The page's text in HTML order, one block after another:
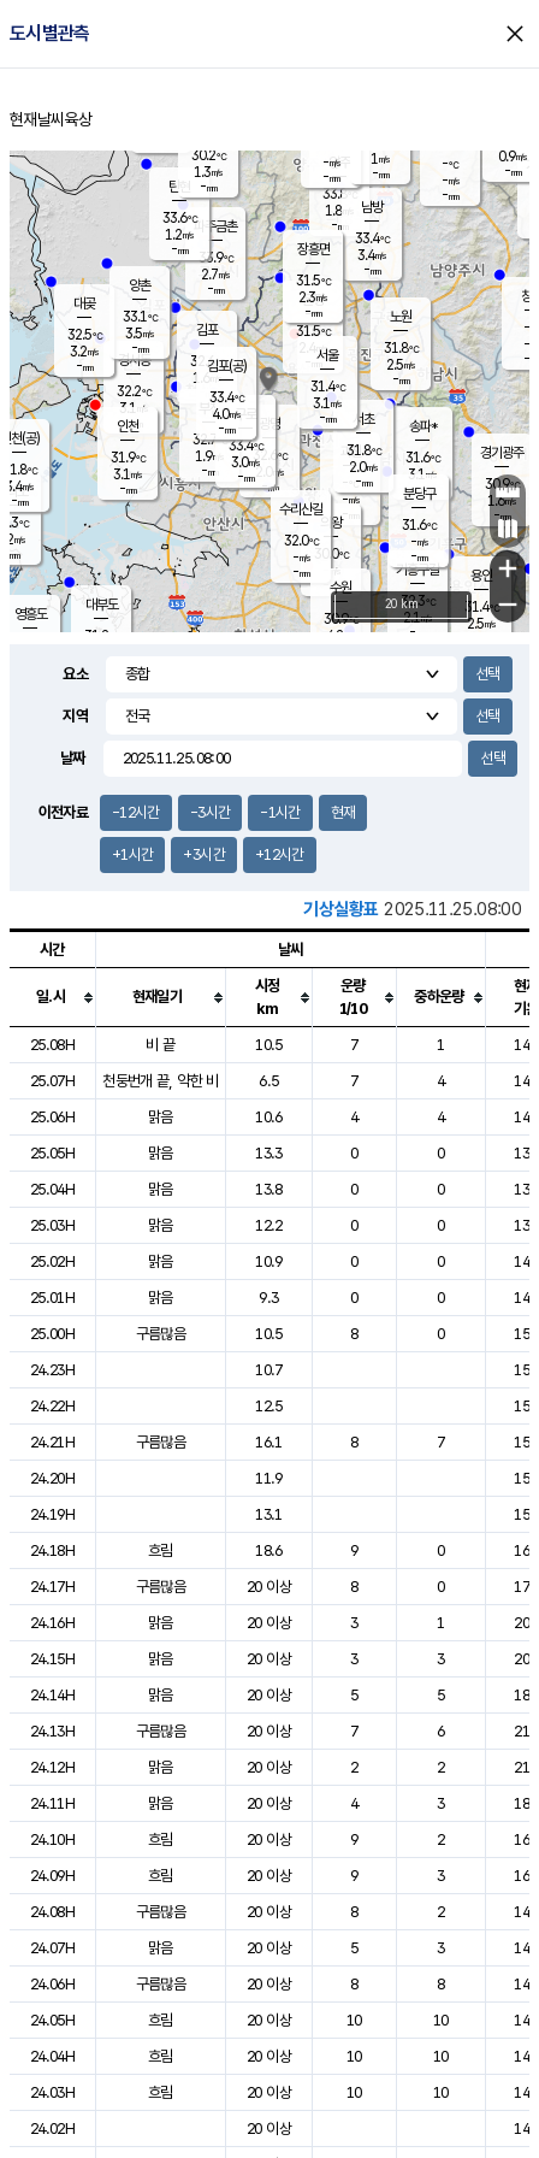
도시별관측 close
홈
현재날씨 육상
의도
℃
m/s
mm
영흥도
양주
33.8℃
1.8
-mm
과천
- ℃
-m/s
- mm
용인
31.4℃
2.5m/s
경기광주
30.9℃
1.6m/s
-mm
2.9m/s
대부도
31.2
경서동
32.2℃
3.1 m/s
-mm
파주금촌
33.9℃
2.7m/s
-mm
-℃
-m/s
-mm
대곶
32.5℃
3.2m/s
-mm
창
-
-m/
-
탄현
33.6℃
1.2m/s
-mm
0.9m/s
-mm
의왕
30.0℃
m/s
mm
김포
32.6℃
1.6 m/s
mm
광명
32.6 ℃
2.0 m/s
-mm
부천
32.7℃
1.9m/s
-mm
양촌
33.1℃
3.5m/s
-mm
구로
33.4℃
3.0m/s
-mm
은평
31.5℃
2.4 m/s
- mm
노원
31.8℃
2.5m/s
-mm
송파*
31.6℃
3.1 m/s
-mm
서초
31.8℃
2.0m/s
-mm
남방
33.4℃
3.4m/s
-mm
기흥구갈
32.3℃
2.1m/s
-
수리산길
32.0℃
-m/s
-mm
분당구
31.6℃
-m/s
-mm
장흥면
31.5℃
2.3m/s
-mm
-m/s
-mm
인천(공)
31.8℃
3.4m/s
-mm
김포(공)
33.4℃
4.0m/s
-mm
수원
30.9℃
4.2 m/s
인천
31.9℃
3.1 m/s
-mm
서울
31.4℃
3.1 m/s
-mm
30.2℃
1.3m/s
-mm
1 m/s
-mm
+
−
20 km
요소
지역
날짜
이전자료 -12시간 -3시간 -1시간 현재
+1시간 +3시간 +12시간
기상실황표 2025.11.25.08:00
도시별 기상실황표로 지점, 날씨, 기온, 강수, 바람, 기압등을 안내한 표입
시간 날씨
일.시 현재일기
시정
km
운량
1/10
중하운량
현재
기온
25.08H
비 끝 10.5 7 1
25.07H
천둥번개 끝, 약한 비 6.5 7 4
25.06H
맑음 10.6 4 4
25.05H
맑음 13.3 0 0
25.04H
맑음 13.8 0 0
25.03H
맑음 12.2 0 0
25.02H
맑음 10.9 0 0
25.01H
맑음 9.3 0 0
25.00H
구름많음 10.5 8 0
24.23H
10.7
24.22H
12.5
24.21H
구름많음 16.1 8 7
24.20H
11.9
24.19H
13.1
24.18H
흐림 18.6 9 0
24.17H
구름많음 20 이상 8 0
24.16H
맑음 20 이상 3 1
24.15H
맑음 20 이상 3 3
24.14H
맑음 20 이상 5 5
24.13H
구름많음 20 이상 7 6
24.12H
맑음 20 이상 2 2
24.11H
맑음 20 이상 4 3
24.10H
흐림 20 이상 9 2
24.09H
흐림 20 이상 9 3
24.08H
구름많음 20 이상 8 2
24.07H
맑음 20 이상 5 3
24.06H
구름많음 20 이상 8 8
24.05H
흐림 20 이상 10 10
24.04H
흐림 20 이상 10 10
24.03H
흐림 20 이상 10 10
24.02H
20 이상